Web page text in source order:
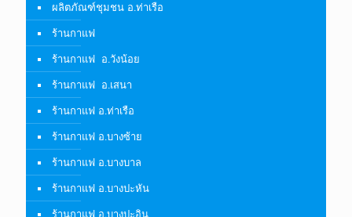
ผลิตภัณฑ์ชุมชน อ.ท่าเรือ
ร้านกาแฟ
ร้านกาแฟ อ.วังน้อย
ร้านกาแฟ อ.เสนา
ร้านกาแฟ อ.ท่าเรือ
ร้านกาแฟ อ.บางซ้าย
ร้านกาแฟ อ.บางบาล
ร้านกาแฟ อ.บางปะหัน
ร้านกาแฟ อ.บางปะอิน